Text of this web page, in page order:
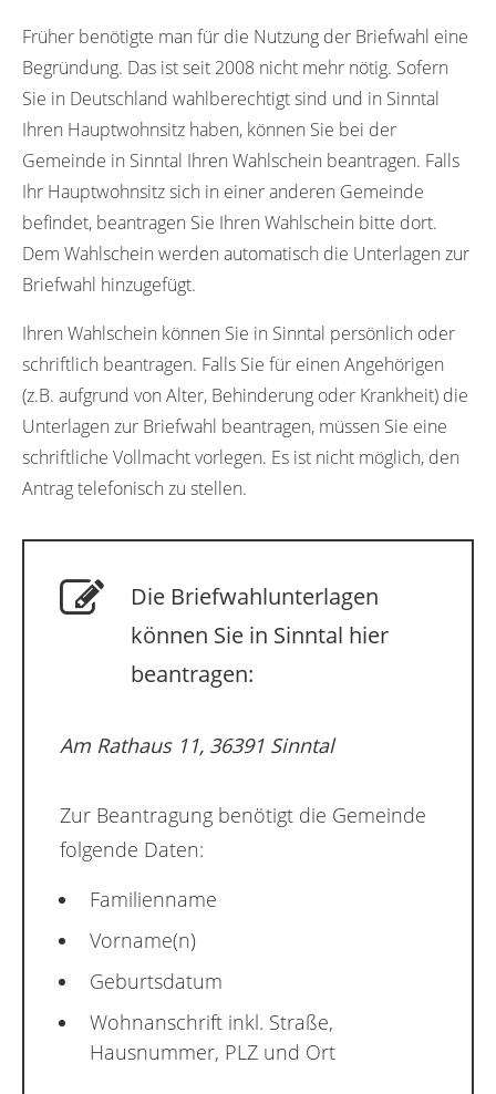
Früher benötigte man für die Nutzung der Briefwahl eine
Begründung. Das ist seit 2008 nicht mehr nötig. Sofern
Sie in Deutschland wahlberechtigt sind und in Sinntal
Ihren Hauptwohnsitz haben, können Sie bei der
Gemeinde in Sinntal Ihren Wahlschein beantragen. Falls
Ihr Hauptwohnsitz sich in einer anderen Gemeinde
befindet, beantragen Sie Ihren Wahlschein bitte dort.
Dem Wahlschein werden automatisch die Unterlagen zur
Briefwahl hinzugefügt.
Ihren Wahlschein können Sie in Sinntal persönlich oder
schriftlich beantragen. Falls Sie für einen Angehörigen
(z.B. aufgrund von Alter, Behinderung oder Krankheit) die
Unterlagen zur Briefwahl beantragen, müssen Sie eine
schriftliche Vollmacht vorlegen. Es ist nicht möglich, den
Antrag telefonisch zu stellen.
Die Briefwahlunterlagen
können Sie in Sinntal hier
beantragen:
Am Rathaus 11, 36391 Sinntal
Zur Beantragung benötigt die Gemeinde
folgende Daten:
Familienname
Vorname(n)
Geburtsdatum
Wohnanschrift inkl. Straße,
Hausnummer, PLZ und Ort